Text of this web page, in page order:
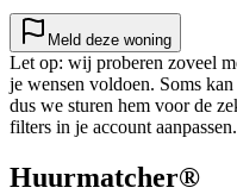
Meld deze woning
Let op: wij proberen zoveel
je wensen voldoen. Soms
dus we sturen hem voor de
filters in je account aanpassen.
Huurmatcher®